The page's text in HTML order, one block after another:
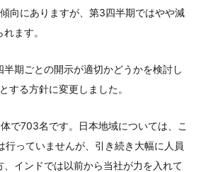
向にありますが、第3四半期ではやや減
ます。
半期ごとの開示が適切かどうかを検討し
する方針に変更しました。
で703名です。日本地域については、こ
行っていませんが、引き続き大幅に人員
インドでは以前から当社が力を入れて